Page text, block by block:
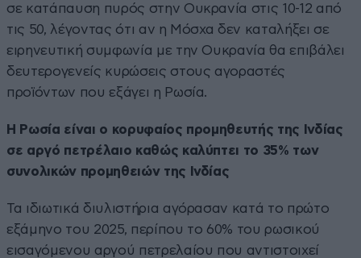
σε κατάπαυση πυρός στην Ουκρανία στις 10-12 από
τις 50, λέγοντας ότι αν η Μόσχα δεν καταλήξει σε
ειρηνευτική συμφωνία με την Ουκρανία θα επιβάλει
δευτερογενείς κυρώσεις στους αγοραστές
προϊόντων που εξάγει η Ρωσία.
Η Ρωσία είναι ο κορυφαίος προμηθευτής της Ινδίας
σε αργό πετρέλαιο καθώς καλύπτει το 35% των
συνολικών προμηθειών της Ινδίας
Τα ιδιωτικά διυλιστήρια αγόρασαν κατά το πρώτο
εξάμηνο του 2025, περίπου το 60% του ρωσικού
εισαγόμενου αργού πετρελαίου που αντιστοιχεί